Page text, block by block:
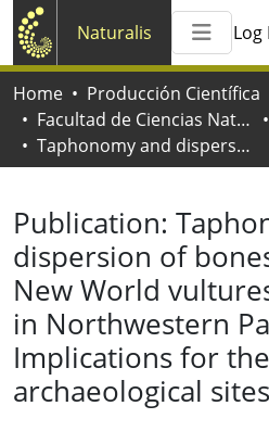
Naturalis
Home
Producción Científica
Facultad de Ciencias Naturales y Museo
Taphonomy and dispersion of bones scavenged by New World vultures and caracaras in Northwestern Patagonia : Implications for the formation of archaeological sites
Publication:
dispersion of
New World
in Northwestern
Implications for
archaeological sites